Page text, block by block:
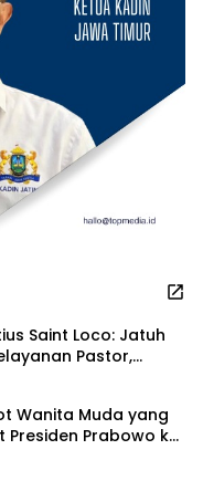
Saint Loco: Jatuh
Pastor,
Babon
Wanita Muda yang
Presiden Prabowo ke